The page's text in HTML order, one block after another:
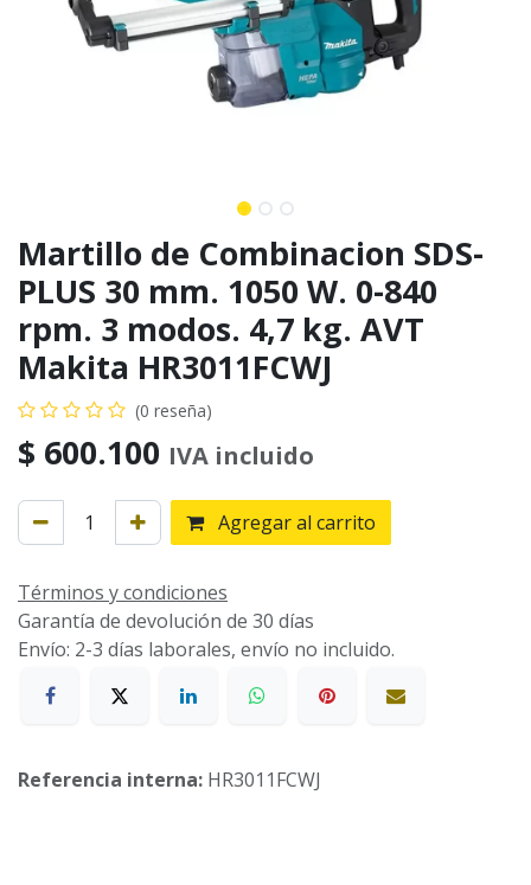
Martillo de Combinacion SDS-
PLUS 30 mm. 1050 W. 0-840
rpm. 3 modos. 4,7 kg. AVT
Makita HR3011FCWJ
(0 reseña)
$ 600.100 IVA incluido
Agregar al carrito
Términos y condiciones
Garantía de devolución de 30 días
Envío: 2-3 días laborales, envío no incluido.
Referencia interna: HR3011FCWJ